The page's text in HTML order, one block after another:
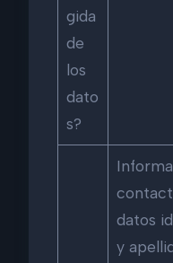
gida
de
los
dato
s?
datos
y